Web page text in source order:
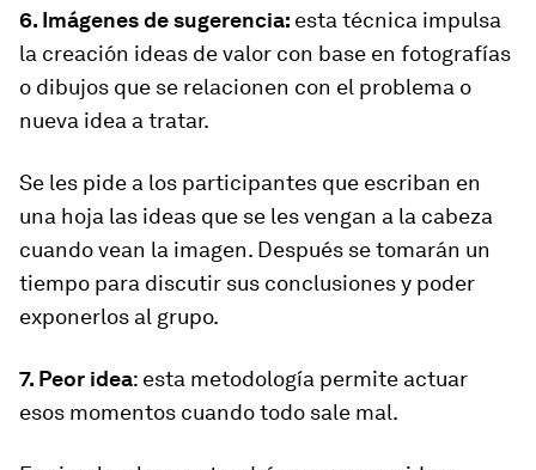
6. Imágenes de sugerencia: esta técnica impulsa
la creación ideas de valor con base en fotografías
o dibujos que se relacionen con el problema o
nueva idea a tratar.
Se les pide a los participantes que escriban en
una hoja las ideas que se les vengan a la cabeza
cuando vean la imagen. Después se tomarán un
tiempo para discutir sus conclusiones y poder
exponerlos al grupo.
7. Peor idea: esta metodología permite actuar
esos momentos cuando todo sale mal.